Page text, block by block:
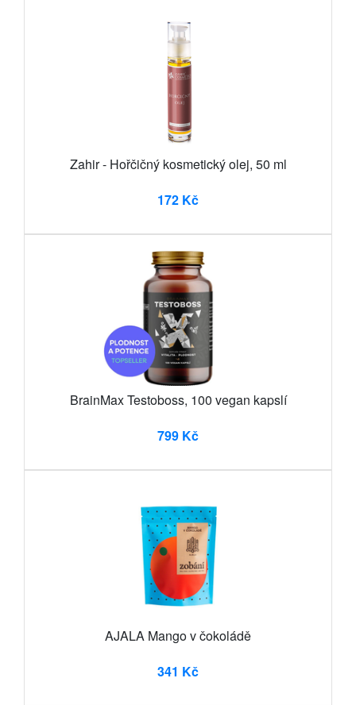
Zahir - Hořčičný kosmetický olej, 50 ml
172 Kč
BrainMax Testoboss, 100 vegan kapslí
799 Kč
AJALA Mango v čokoládě
341 Kč